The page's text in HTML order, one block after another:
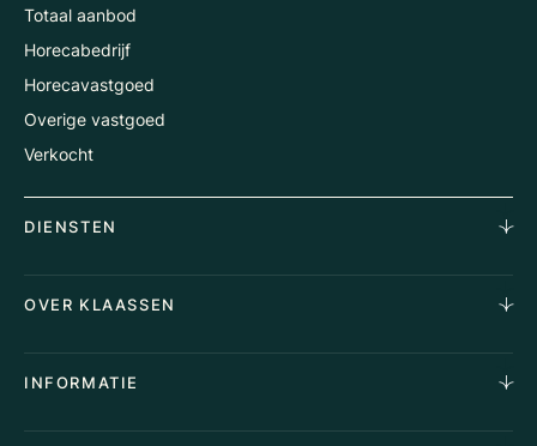
Totaal aanbod
Horecabedrijf
Horecavastgoed
Overige vastgoed
Verkocht
DIENSTEN
Aankoopopdracht
Stille verkoop
Taxaties
OVER KLAASSEN
Waarom Klaassen
INFORMATIE